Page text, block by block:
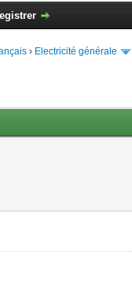
› Electricité générale